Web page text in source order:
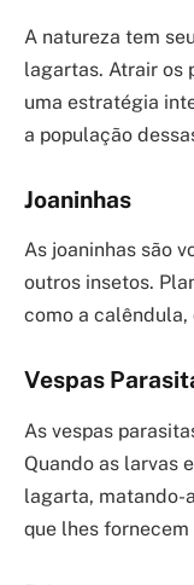
A natureza tem
lagartas. Atrair os
uma estratégia
a população
Joaninhas
As joaninhas são
outros insetos.
como a calêndula,
Vespas
As vespas
Quando as larvas
lagarta, matando-
que lhes